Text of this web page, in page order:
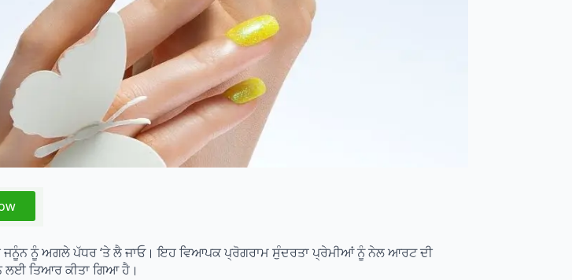
ਨੂੰ ਅਗਲੇ ਪੱਧਰ ‘ਤੇ ਲੈ ਜਾਓ। ਇਹ ਵਿਆਪਕ ਪ੍ਰੋਗਰਾਮ ਸੁੰਦਰਤਾ ਪ੍ਰੇਮੀਆਂ ਨੂੰ ਨੇਲ ਆਰਟ ਦੀ
ਤਿਆਰ ਕੀਤਾ ਗਿਆ ਹੈ।